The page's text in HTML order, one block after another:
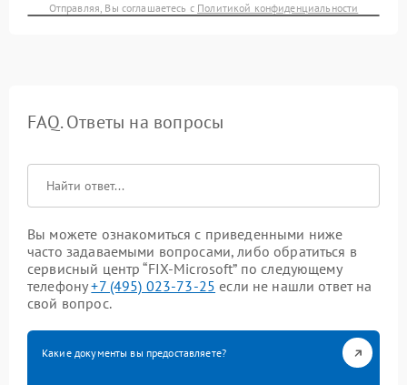
Отправляя, Вы соглашаетесь с Политикой конфиденциальности
FAQ. Ответы на вопросы
Вы можете ознакомиться с приведенными ниже
часто задаваемыми вопросами, либо обратиться в
сервисный центр “FIX-Microsoft” по следующему
телефону+7 (495) 023-73-25 если не нашли ответ на
свой вопрос.
Какие документы вы предоставляете?